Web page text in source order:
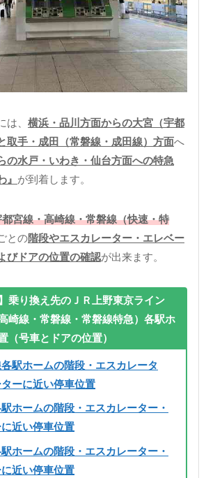
は、 横浜・品川方面からの大宮（宇都
取手・成田（常磐線・成田線）方面へ
の水戸・いわき・仙台方面への特急
』 が到着します。
都宮線・高崎線・常磐線（快速・特
との階段やエスカレーター・エレベー
びドアの位置の確認が出来ます。
乗り換え先のＪＲ上野東京ライン
崎線・常磐線・常磐線特急）各駅ホ
（号車とドアの位置）
各駅ホームの階段・エスカレータ
ーに近い停車位置
ホームの階段・エスカレーター・
近い停車位置
ホームの階段・エスカレーター・
近い停車位置